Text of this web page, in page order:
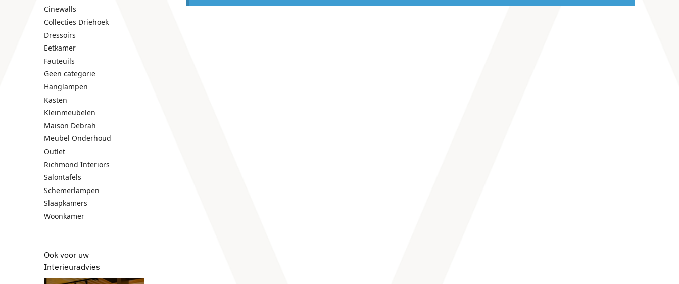
Cinewalls
Collecties Driehoek
Dressoirs
Eetkamer
Fauteuils
Geen categorie
Hanglampen
Kasten
Kleinmeubelen
Maison Debrah
Meubel Onderhoud
Outlet
Richmond Interiors
Salontafels
Schemerlampen
Slaapkamers
Woonkamer
Ook voor uw
Interieuradvies